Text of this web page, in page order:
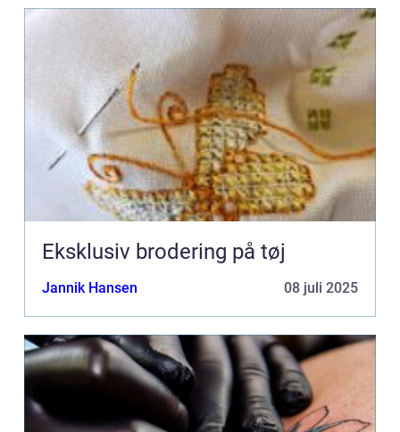
Eksklusiv brodering på tøj
Jannik Hansen 08 juli 2025